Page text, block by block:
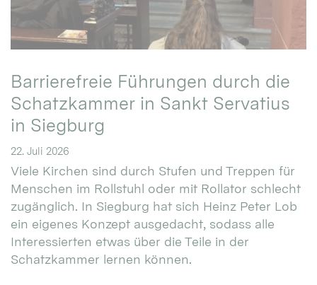
Barrierefreie Führungen durch die
Schatzkammer in Sankt Servatius
in Siegburg
22. Juli 2026
Viele Kirchen sind durch Stufen und Treppen für
Menschen im Rollstuhl oder mit Rollator schlecht
zugänglich. In Siegburg hat sich Heinz Peter Lob
ein eigenes Konzept ausgedacht, sodass alle
Interessierten etwas über die Teile in der
Schatzkammer lernen können.